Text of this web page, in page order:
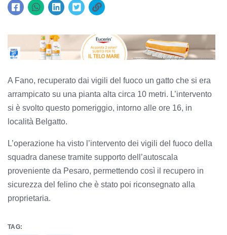
A Fano, recuperato dai vigili del fuoco un gatto che si era
arrampicato su una pianta alta circa 10 metri. L’intervento
si è svolto questo pomeriggio, intorno alle ore 16, in
località Belgatto.
L’operazione ha visto l’intervento dei vigili del fuoco della
squadra danese tramite supporto dell’autoscala
proveniente da Pesaro, permettendo così il recupero in
sicurezza del felino che è stato poi riconsegnato alla
proprietaria.
TAG: